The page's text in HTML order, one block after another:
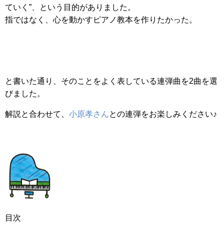
ていく”、という目的がありました。
指ではなく、心を動かすピアノ教本を作りたかった。
と書いた通り、そのことをよく表している連弾曲を2曲を選
びました。
解説と合わせて、 小原孝さんとの連弾をお楽しみください♪
目次